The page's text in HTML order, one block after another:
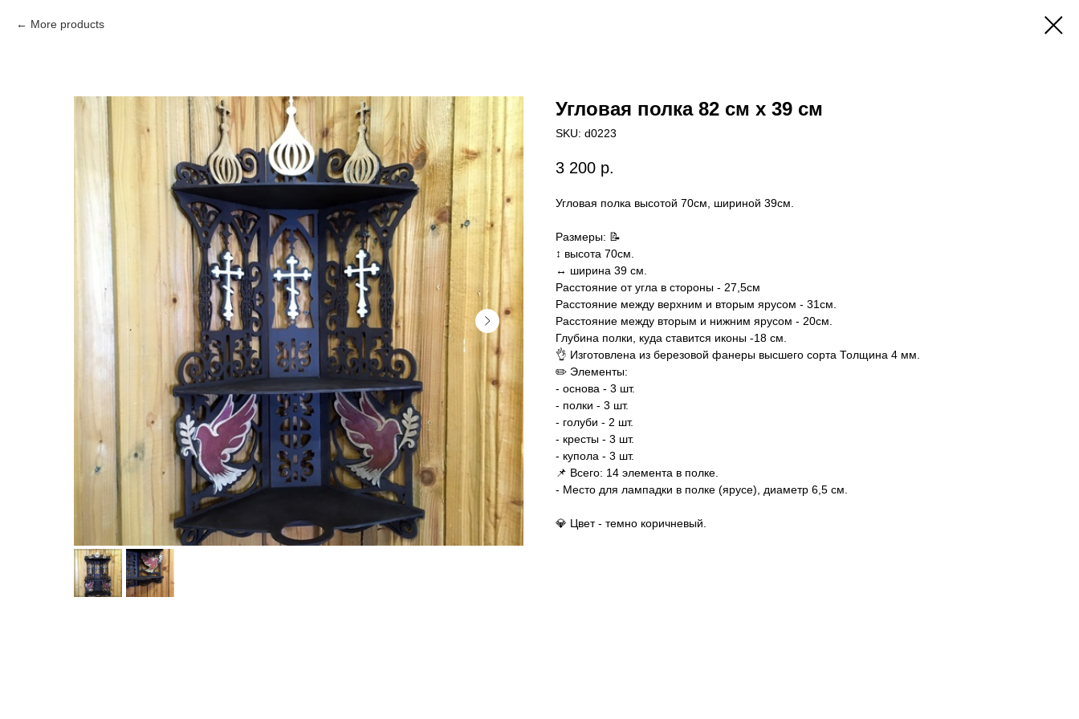
More products
Угловая полка 82 см х 39 см
SKU: d0223
3 200 р.
Угловая полка высотой 70см, шириной 39см.
Размеры: 📝
↕️ высота 70см.
↔️ ширина 39 см.
Расстояние от угла в стороны - 27,5см
Расстояние между верхним и вторым ярусом - 31см.
Расстояние между вторым и нижним ярусом - 20см.
Глубина полки, куда ставится иконы -18 см.
👌 Изготовлена из березовой фанеры высшего сорта Толщина 4 мм.
✏️ Элементы:
- основа - 3 шт.
- полки - 3 шт.
- голуби - 2 шт.
- кресты - 3 шт.
- купола - 3 шт.
📌 Всего: 14 элемента в полке.
- Место для лампадки в полке (ярусе), диаметр 6,5 см.
💎 Цвет - темно коричневый.